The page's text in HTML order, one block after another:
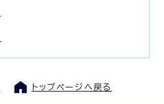
トップページへ戻る